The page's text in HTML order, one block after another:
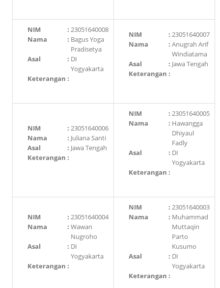
NIM : 23051640008
Nama
: Bagus Yoga
Pradisetya
Asal
: DI
Yogyakarta
Keterangan :
NIM : 23051640007
Nama
: Anugrah Arif
Windiatama
Asal
: Jawa Tengah
Keterangan :
NIM : 23051640006
Nama
: Juliana Santi
Asal
: Jawa Tengah
Keterangan :
NIM : 23051640005
Nama
: Hawangga
Dhiyaul
Fadly
Asal
: DI
Yogyakarta
Keterangan :
NIM : 23051640004
Nama
: Wawan
Nugroho
Asal
: DI
Yogyakarta
Keterangan :
NIM : 23051640003
Nama
: Muhammad
Muttaqin
Parto
Kusumo
Asal
: DI
Yogyakarta
Keterangan :